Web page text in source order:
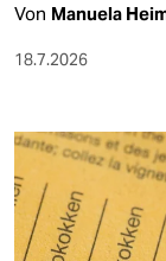
Von Manuela
18.7.2026